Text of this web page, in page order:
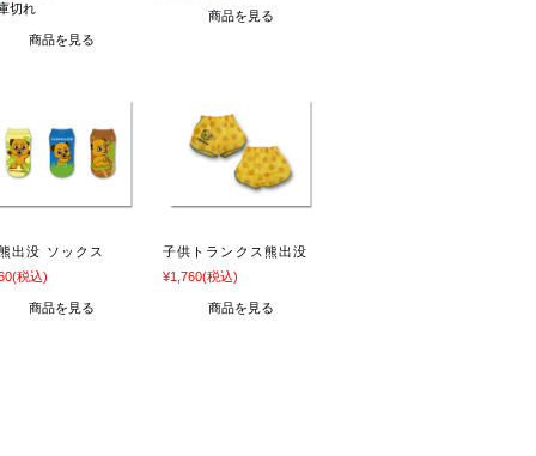
切れ
商品を見る
商品を見る
出没 ソックス
(税込)
商品を見る
子供トランクス熊出没
¥1,760(税込)
商品を見る